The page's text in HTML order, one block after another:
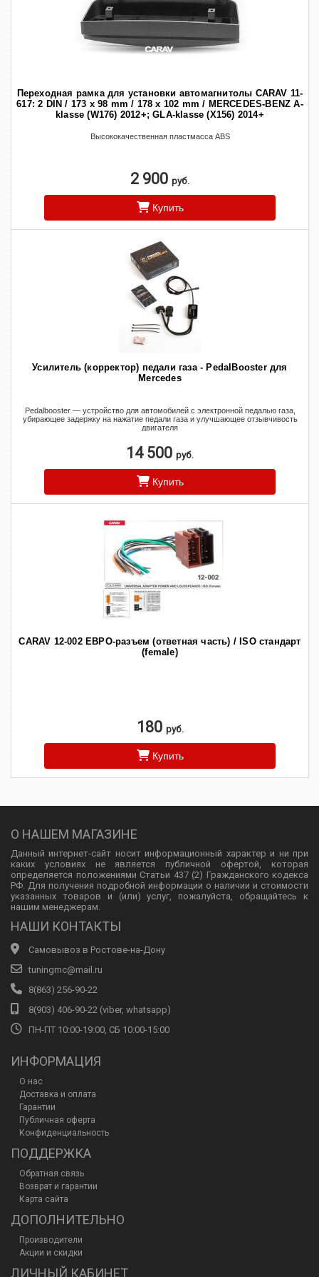
Переходная рамка для установки автомагнитолы CARAV 11-
617: 2 DIN / 173 x 98 mm / 178 x 102 mm / MERCEDES-BENZ A-
klasse (W176) 2012+; GLA-klasse (X156) 2014+
Высококачественная пластмасса ABS
2 900 руб.
Купить
Усилитель (корректор) педали газа - PedalBooster для
Mercedes
Pedalbooster — устройство для автомобилей с электронной педалью газа,
убирающее задержку на нажатие педали газа и улучшающее отзывчивость
двигателя
14 500 руб.
Купить
CARAV 12-002 ЕВРО-разъем (ответная часть) / ISO стандарт
(female)
180 руб.
Купить
О НАШЕМ МАГАЗИНЕ
Данный интернет-сайт носит информационный характер и ни при
каких условиях не является публичной офертой, которая
определяется положениями Статьи 437 (2) Гражданского кодекса
РФ. Для получения подробной информации о наличии и стоимости
указанных товаров и (или) услуг, пожалуйста, обращайтесь к
нашим менеджерам.
НАШИ КОНТАКТЫ
Самовывоз в Ростове-на-Дону
tuningmc@mail.ru
8(863) 256-90-22
8(903) 406-90-22 (viber, whatsapp)
ПН-ПТ 10:00-19:00, СБ 10:00-15:00
ИНФОРМАЦИЯ
О нас
Доставка и оплата
Гарантии
Публичная оферта
Конфиденциальность
ПОДДЕРЖКА
Обратная связь
Возврат и гарантии
Карта сайта
ДОПОЛНИТЕЛЬНО
Производители
Акции и скидки
ЛИЧНЫЙ КАБИНЕТ